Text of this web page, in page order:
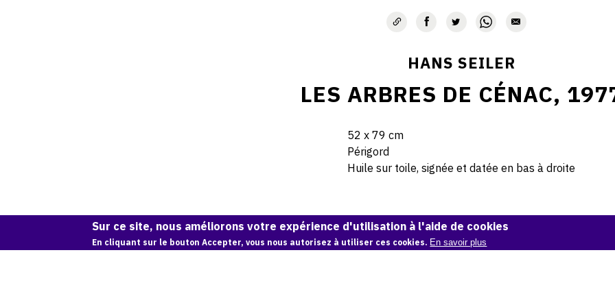
HANS SEILER
LES ARBRES DE CÉNAC,
52 x 79 cm
Périgord
Huile sur toile, signée et datée en bas à droite
Demande d'information
Sur ce site, nous améliorons votre expérience d'utilisation à l'aide de cookies
En cliquant sur le bouton Accepter, vous nous autorisez à utiliser ces cookies. En savoir plus